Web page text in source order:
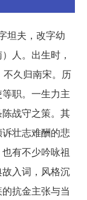
坦夫，改字幼
人。出生时，
久归南宋。历
职。一生力主
战守之策。其
壮志难酬的悲
有不少吟咏祖
入词，风格沉
抗金主张与当